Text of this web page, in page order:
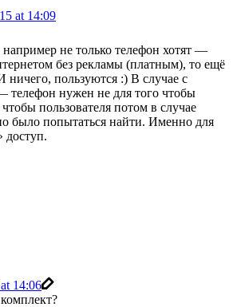
at 14:09
не только телефон хотят —
без рекламы (платным), то ещё
ничего, пользуются :) В случае с
телефон нужен не для того чтобы
пользователя потом в случае
было попытаться найти. Именно для
доступ.
14:06